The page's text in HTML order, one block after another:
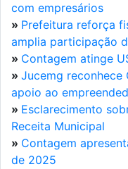
com empresários
» Prefeitura reforça
amplia participação
» Contagem atinge
» Jucemg reconhece
apoio ao
» Esclarecimento
Receita Municipal
» Contagem
de 2025